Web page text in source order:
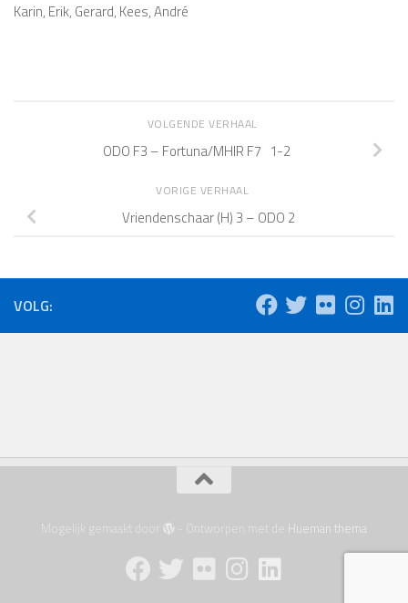
Karin, Erik, Gerard, Kees, André
VOLGENDE VERHAAL
ODO F3 – Fortuna/MHIR F7 1-2
VORIGE VERHAAL
Vriendenschaar (H) 3 – ODO 2
VOLG:
Mogelijk gemaakt door - Ontworpen met de Hueman thema